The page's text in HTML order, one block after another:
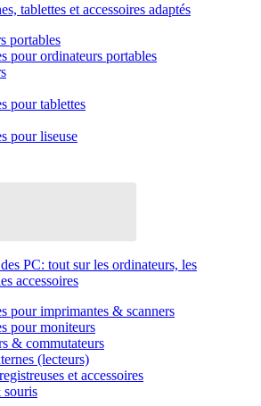
tablettes et accessoires adaptés
portables
pour ordinateurs portables
pour tablettes
pour liseuse
PC: tout sur les ordinateurs, les
accessoires
pour imprimantes & scanners
pour moniteurs
& commutateurs
(lecteurs)
et accessoires